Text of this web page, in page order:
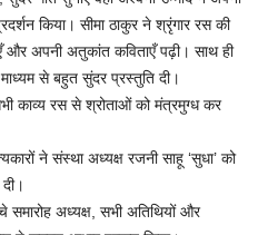
किया। सीमा ठाकुर ने श्रृंगार रस की
और अपनी अतुकांत कविताएँ पढ़ी। साथ ही
से बहुत सुंदर प्रस्तुति दी।
काव्य रस से श्रोताओं को मंत्रमुग्ध कर
ने संस्था अध्यक्ष रजनी साहू ‘सुधा’ को
समारोह अध्यक्ष, सभी अतिथियों और